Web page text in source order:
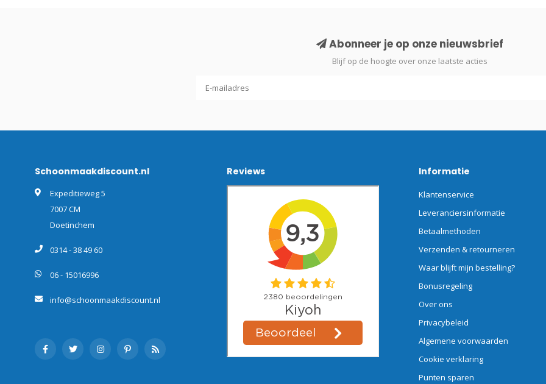
Abonneer je op onze nieuwsbrief
Blijf op de hoogte over onze laatste acties
Schoonmaakdiscount.nl
Expeditieweg 5
7007 CM
Doetinchem
0314 - 38 49 60
06 - 15016996
info@schoonmaakdiscount.nl
Reviews Informatie
Klantenservice
Leveranciersinformatie
Betaalmethoden
Verzenden & retourneren
Waar blijft mijn bestelling?
Bonusregeling
Over ons
Privacybeleid
Algemene voorwaarden
Cookie verklaring
Punten sparen